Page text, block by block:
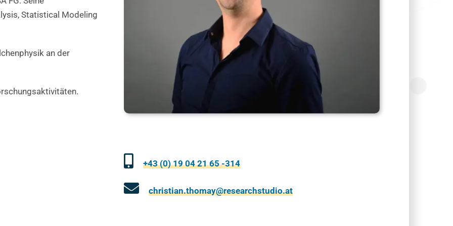
Statistical Modeling
an der
+43 (0) 19 04 21 65 -314
christian.thomay@researchstudio.at